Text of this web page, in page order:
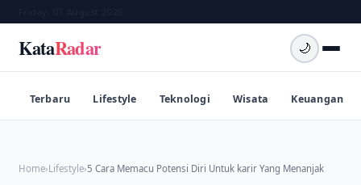
KataRadar 🌙
Terbaru Lifestyle Teknologi Wisata Keuangan
Home›Lifestyle›5 Cara Memacu Potensi Diri Untuk karir Yang Menanjak